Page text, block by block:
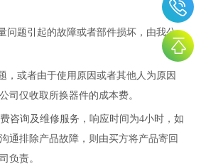
问题引起的故障或者部件损坏，由我公
，或者由于使用原因或者其他人为原因
司仅收取所换器件的成本费。
咨询及维修服务，响应时间为4小时，如
通排除产品故障，则由买方将产品寄回
负责。